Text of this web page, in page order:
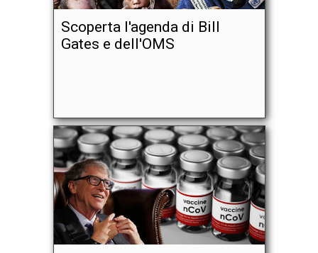
Scoperta l'agenda di Bill
Gates e dell'OMS